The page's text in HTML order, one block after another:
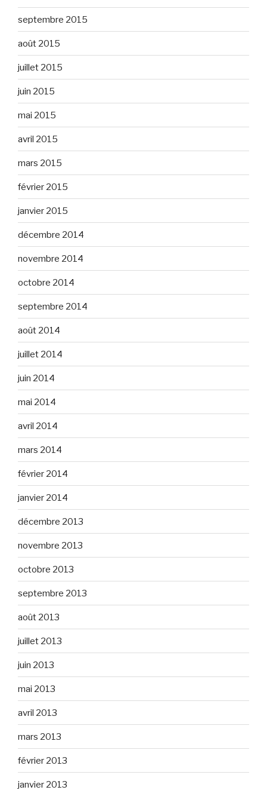
septembre 2015
août 2015
juillet 2015
juin 2015
mai 2015
avril 2015
mars 2015
février 2015
janvier 2015
décembre 2014
novembre 2014
octobre 2014
septembre 2014
août 2014
juillet 2014
juin 2014
mai 2014
avril 2014
mars 2014
février 2014
janvier 2014
décembre 2013
novembre 2013
octobre 2013
septembre 2013
août 2013
juillet 2013
juin 2013
mai 2013
avril 2013
mars 2013
février 2013
janvier 2013